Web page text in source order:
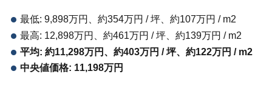
最低: 9,898万円、約354万円 / 坪、約107万円 / m2
最高: 12,898万円、約461万円 / 坪、約139万円 / m2
平均: 約11,298万円、約403万円 / 坪、約122万円 / m2
中央値価格: 11,198万円